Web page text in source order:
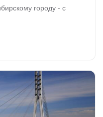
городу - с